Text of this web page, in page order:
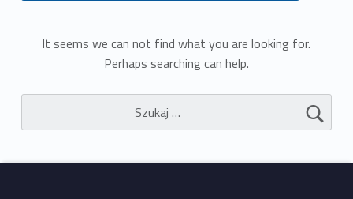
It seems we can not find what you are looking for.
Perhaps searching can help.
Szukaj: